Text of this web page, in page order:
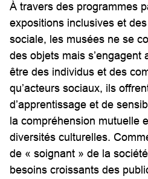
À travers des programmes
expositions inclusives et
sociale, les musées ne se
des objets mais s’engagent
être des individus et des
qu’acteurs sociaux, ils
d’apprentissage et de
la compréhension mutuelle
diversités culturelles.
de « soignant » de la
besoins croissants des